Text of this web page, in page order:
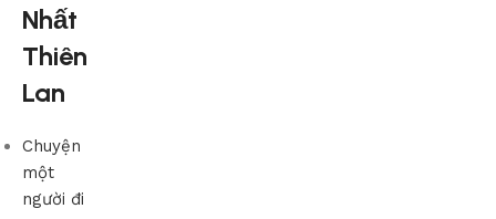
Nhất
Thiên
Lan
Chuyện
một
người đi